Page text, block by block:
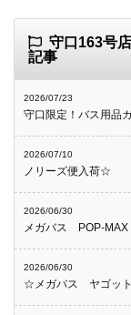
守口163号
記事
2026/07/23
守口限定！バス用品
2026/07/10
ノリーズ便入荷☆
2026/06/30
メガバス POP-
2026/06/30
☆メガバス ヤゴッ